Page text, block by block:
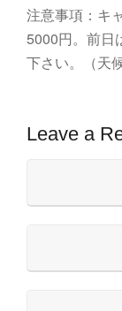
注意事項：キ
5000円。前日
下さい。（天
Leave a